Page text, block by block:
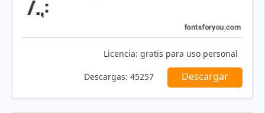
Licencia: gratis para uso personal
Descargas: 45257 Descargar